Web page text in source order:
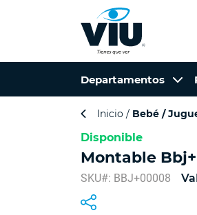
Departamentos
Inicio Bebé
Disponible
Montable
SKU#: BBJ+00008